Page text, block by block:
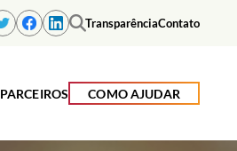
TransparênciaContato
PARCEIROS COMO AJUDAR